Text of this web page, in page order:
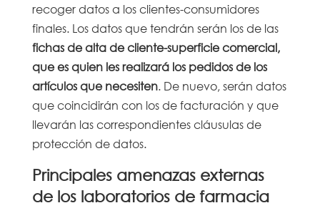
recoger datos a los clientes-consumidores
finales. Los datos que tendrán serán los de las
fichas de alta de cliente-superficie comercial,
que es quien les realizará los pedidos de los
artículos que necesiten. De nuevo, serán datos
que coincidirán con los de facturación y que
llevarán las correspondientes cláusulas de
protección de datos.
Principales amenazas externas
de los laboratorios de farmacia